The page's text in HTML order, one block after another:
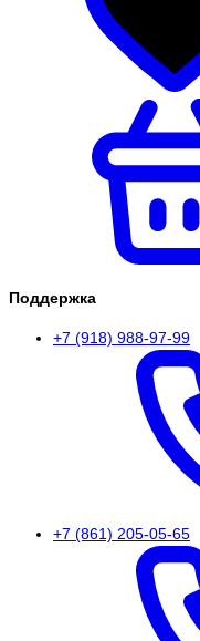
Поддержка
+7 (918) 988-97-99
+7 (861) 205-05-65